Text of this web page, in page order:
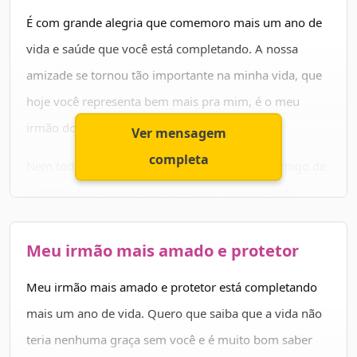
E eu sou grato, grato pelo seu nascimento, grato por
tudo que construímos, grato pelo que está por vir!
Parabéns pelo seu dia, meu irmão, e obrigado por
existir!
É com grande alegria que comemoro mais um ano de
vida e saúde que você está completando. A nossa
amizade se tornou tão importante na minha vida, que
hoje você representa bem mais pra mim, é o meu
irmão do coração.
Nem todo mundo tem o privilégio de ter um amigo de
agradeço muito por isso. Aproveite muito o seu dia,
curta, e seja feliz. Você merece tudo de bom que
Ver mensagem
completa
Meu irmão mais amado e protetor
Meu irmão mais amado e protetor está completando
mais um ano de vida. Quero que saiba que a vida não
teria nenhuma graça sem você e é muito bom saber